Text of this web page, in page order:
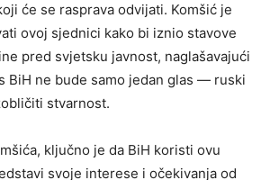
će se rasprava odvijati. Komšić je
ovoj sjednici kako bi iznio stavove
pred svjetsku javnost, naglašavajući
BiH ne bude samo jedan glas — ruski
stvarnost.
ključno je da BiH koristi ovu
svoje interese i očekivanja od